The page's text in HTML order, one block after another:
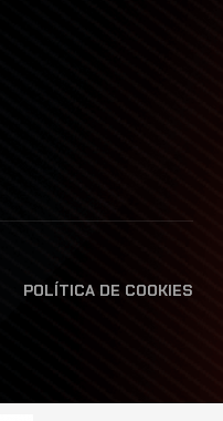
POLÍTICA DE COOKIES